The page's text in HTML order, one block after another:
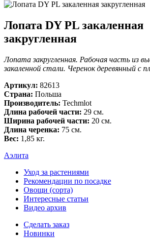
Лопата DY PL закаленная
закругленная
Лопата закругленная. Рабочая часть из
закаленной стали. Черенок деревянный с
Артикул: 82613
Страна: Польша
Производитель: Techmlot
Длина рабочей части: 29 см.
Ширина рабочей части: 20 см.
Длина черенка: 75 см.
Вес: 1,85 кг.
Аэлита
Уход за растениями
Рекомендации по посадке
Овощи (сорта)
Интересные статьи
Видео архив
Сделать заказ
Новинки